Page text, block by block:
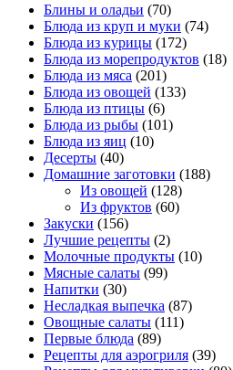
Блины и оладьи (70)
Блюда из круп и муки (74)
Блюда из курицы (172)
Блюда из морепродуктов (18)
Блюда из мяса (201)
Блюда из овощей (133)
Блюда из птицы (6)
Блюда из рыбы (101)
Блюда из яиц (10)
Десерты (40)
Домашние заготовки (188)
Из овощей (128)
Из фруктов (60)
Закуски (156)
Лучшие рецепты (2)
Молочные продукты (10)
Мясные салаты (99)
Напитки (30)
Несладкая выпечка (87)
Овощные салаты (111)
Первые блюда (89)
Рецепты для аэрогриля (39)